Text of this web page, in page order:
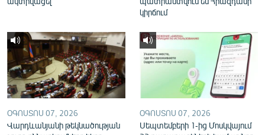
«Ազատության» բոլոր կայքերը
կիրճում
ՕԳՈՍՏՈՍ 07, 2026
Վարդևանյանի թեկնածության
ՕԳՈՍՏՈՍ 07, 2026
Սեպտեմբերի 1-ից Մոսկվայում